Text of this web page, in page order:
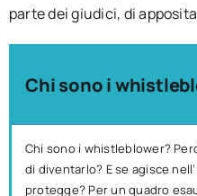
parte dei giudici, di
Chi sono i
Chi sono i whistleblower?
di diventarlo? E se agisce
protegge? Per un quadro